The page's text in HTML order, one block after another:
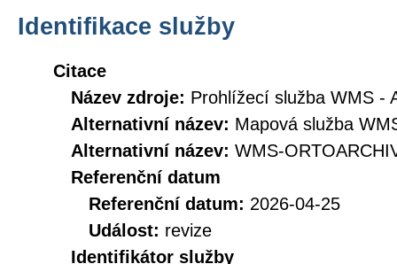
Identifikace služby
Citace
Název zdroje: Prohlížecí služba WMS -
Alternativní název: Mapová služba
Alternativní název: WMS-
Referenční datum
Referenční datum: 2026-04-25
Událost: revize
Identifikátor služby